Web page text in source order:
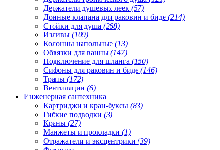
Держатели душевых леек (57)
Донные клапана для раковин и биде (214)
Стойки для душа (268)
Изливы (109)
Колонны напольные (13)
Обвязки для ванны (147)
Подключение для шланга (150)
Сифоны для раковин и биде (146)
Трапы (172)
Вентиляции (6)
Инженерная сантехника
Картриджи и кран-буксы (83)
Гибкие подводки (3)
Краны (27)
Манжеты и прокладки (1)
Отражатели и эксцентрики (39)